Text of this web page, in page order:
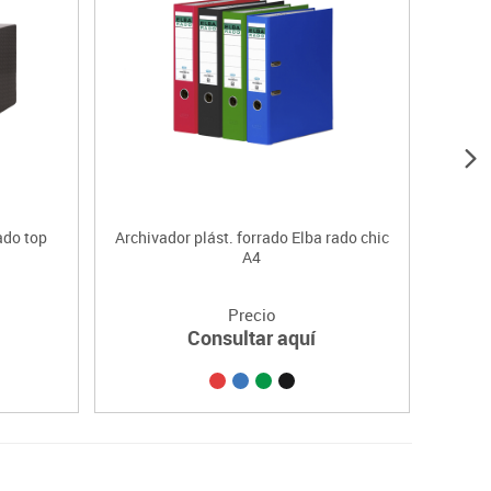
top
Archivador plást. forrado Elba rado chic
A4
Precio
Consultar aquí